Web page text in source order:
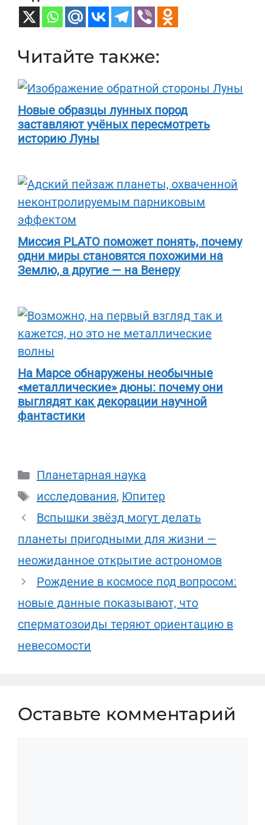
Читайте также:
Новые образцы лунных пород
заставляют учёных пересмотреть
историю Луны
Миссия PLATO поможет понять, почему
одни миры становятся похожими на
Землю, а другие — на Венеру
На Марсе обнаружены необычные
«металлические» дюны: почему они
выглядят как декорации научной
фантастики
Рубрики
Планетарная наука
Метки
исследования, Юпитер
Вспышки звёзд могут делать
планеты пригодными для жизни —
неожиданное открытие астрономов
Рождение в космосе под вопросом:
новые данные показывают, что
сперматозоиды теряют ориентацию в
невесомости
Оставьте комментарий